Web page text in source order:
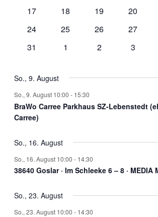
0
17
0
18
0
19
0
20
0
24
0
25
0
26
0
27
0
31
0
1
0
2
0
3
So., 9. August
So., 9. August 10:00 - 15:30
BraWo Carree Parkhaus SZ-Lebenstedt
Carree)
So., 16. August
So., 16. August 10:00 - 14:30
38640 Goslar · Im Schleeke 6 – 8 · MEDIA
So., 23. August
So., 23. August 10:00 - 14:30